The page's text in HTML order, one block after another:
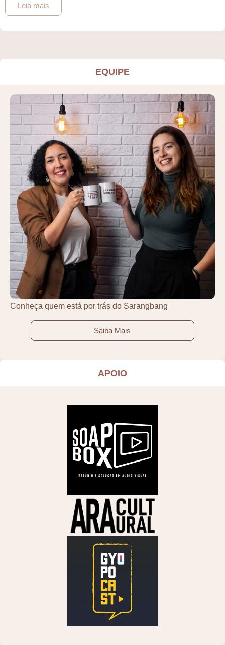
Leia mais
EQUIPE
Conheça quem está por trás do Sarangbang
Saiba Mais
APOIO